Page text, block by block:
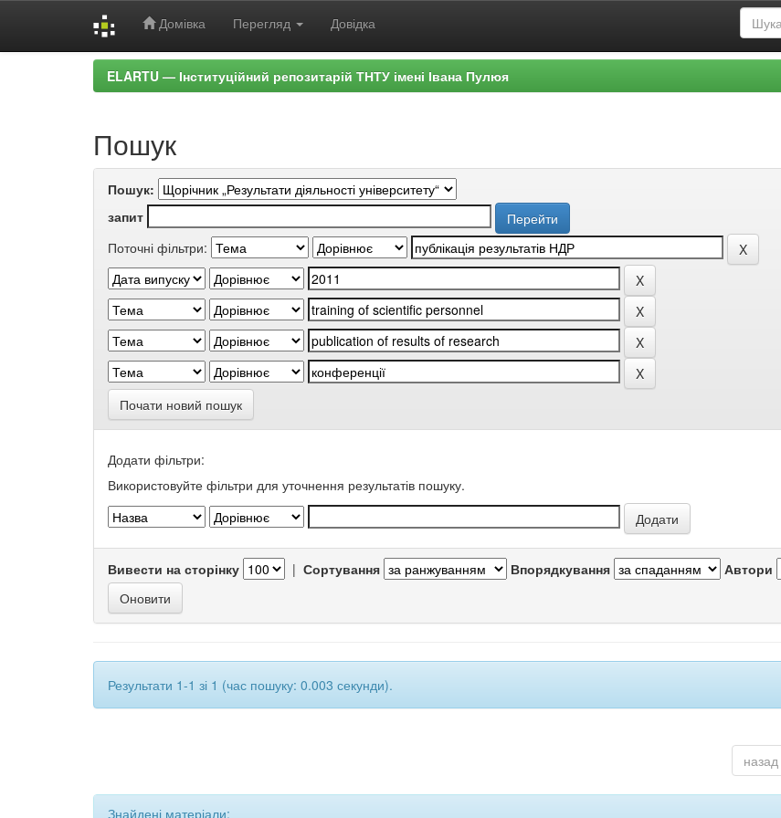
Домівка Перегляд Довідка
ELARTU — Інституційний репозитарій ТНТУ імені Івана Пулюя
Пошук
Пошук:
запит
Поточні фільтри:
Почати новий пошук
Додати фільтри:
Використовуйте фільтри для уточнення результатів пошуку.
Вивести на сторінку | Сортування Впорядкування Автори
Результати 1-1 зі 1 (час пошуку: 0.003 секунди).
назад
Знайдені матеріали: